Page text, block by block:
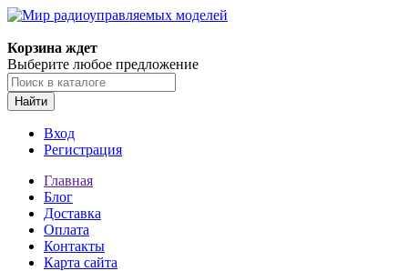
Корзина ждет
Выберите любое предложение
Найти
Вход
Регистрация
Главная
Блог
Доставка
Оплата
Контакты
Карта сайта